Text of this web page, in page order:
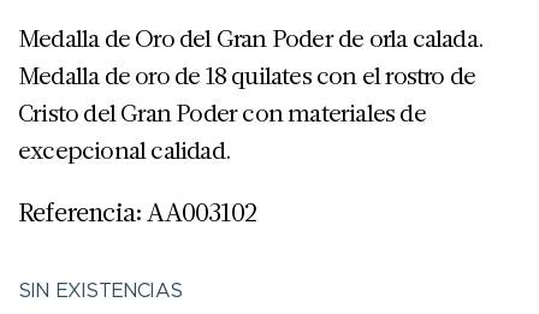
Medalla de Oro del Gran Poder de orla calada.
Medalla de oro de 18 quilates con el rostro de
Cristo del Gran Poder con materiales de
excepcional calidad.
Referencia: AA003102
SIN EXISTENCIAS